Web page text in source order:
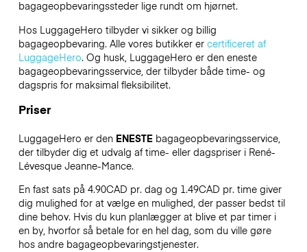
bagageopbevaringssteder lige rundt om hjørnet.
Hos LuggageHero tilbyder vi sikker og billig
bagageopbevaring. Alle vores butikker er certificeret af
LuggageHero. Og husk, LuggageHero er den eneste
bagageopbevaringsservice, der tilbyder både time- og
dagspris for maksimal fleksibilitet.
Priser
LuggageHero er den ENESTEbagageopbevaringsservice,
der tilbyder dig et udvalg af time- eller dagspriser i René-
Lévesque Jeanne-Mance.
En fast sats på 4.90CAD pr. dag og 1.49CAD pr. time giver
dig mulighed for at vælge en mulighed, der passer bedst til
dine behov. Hvis du kun planlægger at blive et par timer i
en by, hvorfor så betale for en hel dag, som du ville gøre
hos andre bagageopbevaringstjenester.